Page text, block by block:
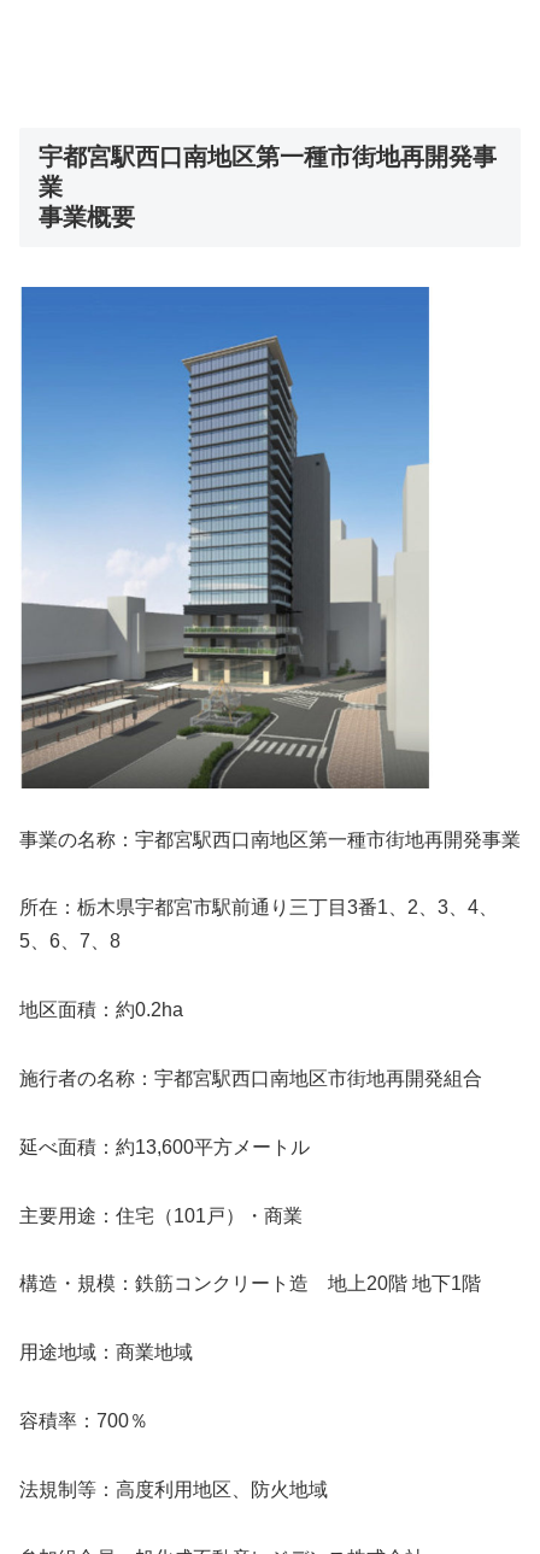
宇都宮駅西口南地区第一種市街地再開発事
業
事業概要
事業の名称：宇都宮駅西口南地区第一種市街地再開発事業
所在：栃木県宇都宮市駅前通り三丁目3番1、2、3、4、
5、6、7、8
地区面積：約0.2ha
施行者の名称：宇都宮駅西口南地区市街地再開発組合
延べ面積：約13,600平方メートル
主要用途：住宅（101戸）・商業
構造・規模：鉄筋コンクリート造 地上20階 地下1階
用途地域：商業地域
容積率：700％
法規制等：高度利用地区、防火地域